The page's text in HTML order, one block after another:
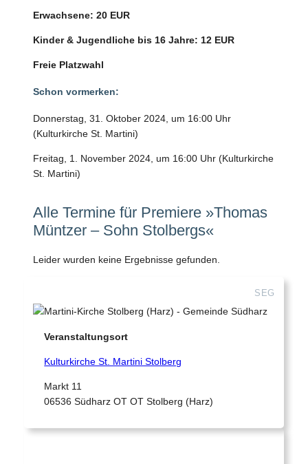
Erwachsene: 20 EUR
Kinder & Jugendliche bis 16 Jahre: 12 EUR
Freie Platzwahl
Schon vormerken:
Donnerstag, 31. Oktober 2024, um 16:00 Uhr
(Kulturkirche St. Martini)
Freitag, 1. November 2024, um 16:00 Uhr (Kulturkirche
St. Martini)
Alle Termine für Premiere »Thomas
Müntzer – Sohn Stolbergs«
Leider wurden keine Ergebnisse gefunden.
SEG
Veranstaltungsort
Kulturkirche St. Martini Stolberg
Markt 11
06536 Südharz OT OT Stolberg (Harz)